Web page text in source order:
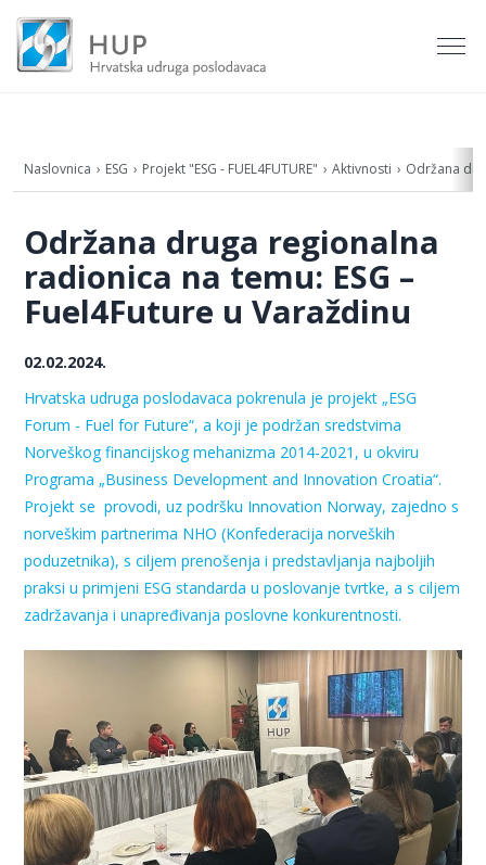
Naslovnica ESG Projekt "ESG - FUEL4FUTURE" Aktivnosti Održana
Održana druga regionalna
radionica na temu: ESG –
Fuel4Future u Varaždinu
02.02.2024.
Hrvatska udruga poslodavaca pokrenula je projekt „ESG
Forum - Fuel for Future“, a koji je podržan sredstvima
Norveškog financijskog mehanizma 2014-2021, u okviru
Programa „Business Development and Innovation Croatia“.
Projekt se provodi, uz podršku Innovation Norway, zajedno s
norveškim partnerima NHO (Konfederacija norveških
poduzetnika), s ciljem prenošenja i predstavljanja najboljih
praksi u primjeni ESG standarda u poslovanje tvrtke, a s ciljem
zadržavanja i unapređivanja poslovne konkurentnosti.